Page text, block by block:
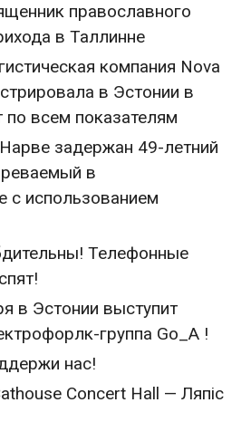
православного
в Таллинне
компания Nova
в Эстонии в
по всем показателям
задержан 49-летний
в
с использованием
Телефонные
в Эстонии выступит
группа Go_A !
нас!
Concert Hall — Ляпіс